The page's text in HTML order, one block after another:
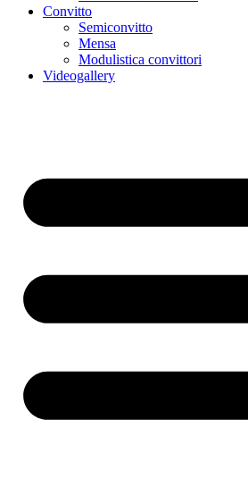
Convitto
Semiconvitto
Mensa
Modulistica convittori
Videogallery